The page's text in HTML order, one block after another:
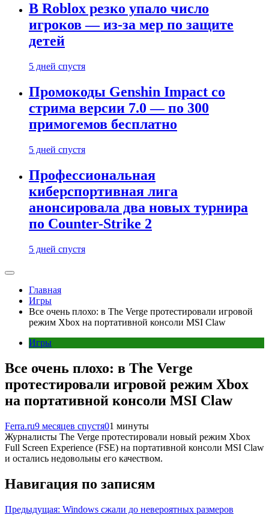
В Roblox резко упало число
игроков — из-за мер по защите
детей
5 дней спустя
Промокоды Genshin Impact со
стрима версии 7.0 — по 300
примогемов бесплатно
5 дней спустя
Профессиональная
киберспортивная лига
анонсировала два новых турнира
по Counter-Strike 2
5 дней спустя
Главная
Игры
Все очень плохо: в The Verge протестировали игровой
режим Xbox на портативной консоли MSI Claw
Игры
Все очень плохо: в The Verge
протестировали игровой режим Xbox
на портативной консоли MSI Claw
Ferra.ru9 месяцев спустя01 минуты
Журналисты The Verge протестировали новый режим Xbox
Full Screen Experience (FSE) на портативной консоли MSI Claw
и остались недовольны его качеством.
Навигация по записям
Предыдущая: Windows сжали до невероятных размеров